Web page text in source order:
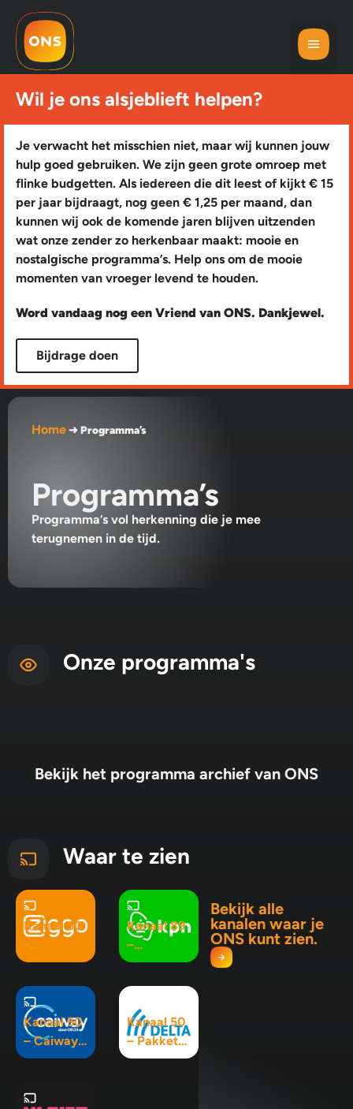
Wil je ons alsjeblieft helpen?
Je verwacht het misschien niet, maar wij kunnen jouw
hulp goed gebruiken. We zijn geen grote omroep met
flinke budgetten. Als iedereen die dit leest of kijkt € 15
per jaar bijdraagt, nog geen € 1,25 per maand, dan
kunnen wij ook de komende jaren blijven uitzenden
wat onze zender zo herkenbaar maakt: mooie en
nostalgische programma’s. Help ons om de mooie
momenten van vroeger levend te houden.
Word vandaag nog een Vriend van ONS. Dankjewel.
Bijdrage doen
Home ➜Programma’s
Programma’s
Programma’s vol herkenning die je mee
terugnemen in de tijd.
Onze programma's
Bekijk het programma archief van ONS
Waar te zien
Kanaal 50
-
Basispakk
Kanaal 89
–
Pluspakke
Kanaal 50
– Caiway
Basic
Kanaal 50
– Pakket
Interactief
Bekijk alle
kanalen waar je
ONS kunt zien.